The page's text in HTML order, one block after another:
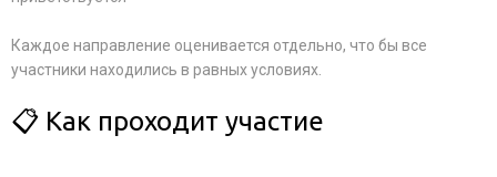
Каждое направление оценивается отдельно, что бы все
участники находились в равных условиях.
📋 Как проходит участие